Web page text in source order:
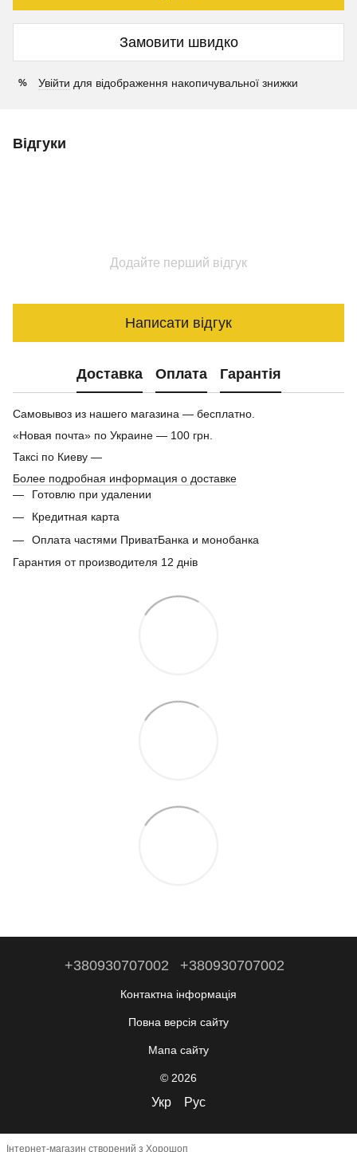
Замовити швидко
% Увійти для відображення накопичувальної знижки
Відгуки
Додайте перший відгук
Написати відгук
Доставка Оплата Гарантія
Самовывоз из нашего магазина — бесплатно.
«Новая почта» по Украине — 100 грн.
Таксі по Киеву —
Более подробная информация о доставке
Готовлю при удалении
Кредитная карта
Оплата частями ПриватБанка и монобанка
Гарантия от производителя 12 днів
+380930707002 +380930707002
Контактна інформація
Повна версія сайту
Мапа сайту
© 2026
Укр Рус
Інтернет-магазин створений з Хорошоп